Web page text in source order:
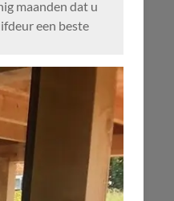
maanden dat u
een beste